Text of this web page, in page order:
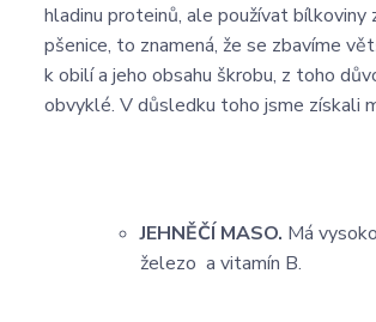
hladinu proteinů, ale používat
pšenice, to znamená, že se zbavíme
k obilí a jeho obsahu škrobu, z toho
obvyklé. V důsledku toho jsme získali
JEHNĚČÍ MASO. Má
železo a vitamín B.